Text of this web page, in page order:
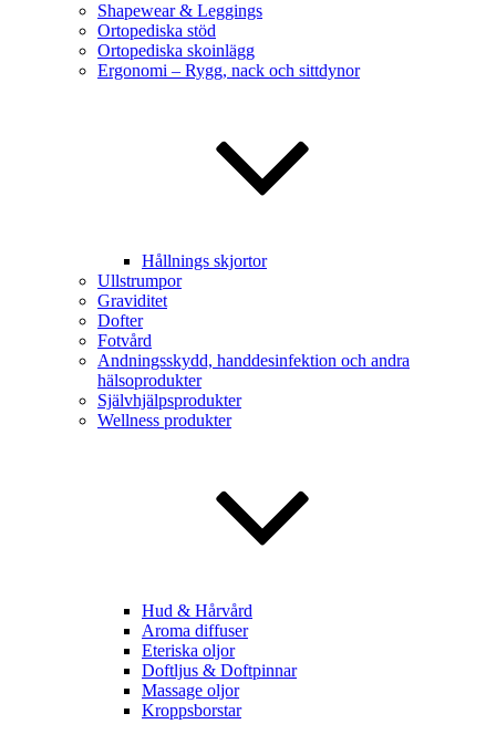
Shapewear & Leggings
Ortopediska stöd
Ortopediska skoinlägg
Ergonomi – Rygg, nack och sittdynor
Hållnings skjortor
Ullstrumpor
Graviditet
Dofter
Fotvård
Andningsskydd, handdesinfektion och andra
hälsoprodukter
Självhjälpsprodukter
Wellness produkter
Hud & Hårvård
Aroma diffuser
Eteriska oljor
Doftljus & Doftpinnar
Massage oljor
Kroppsborstar